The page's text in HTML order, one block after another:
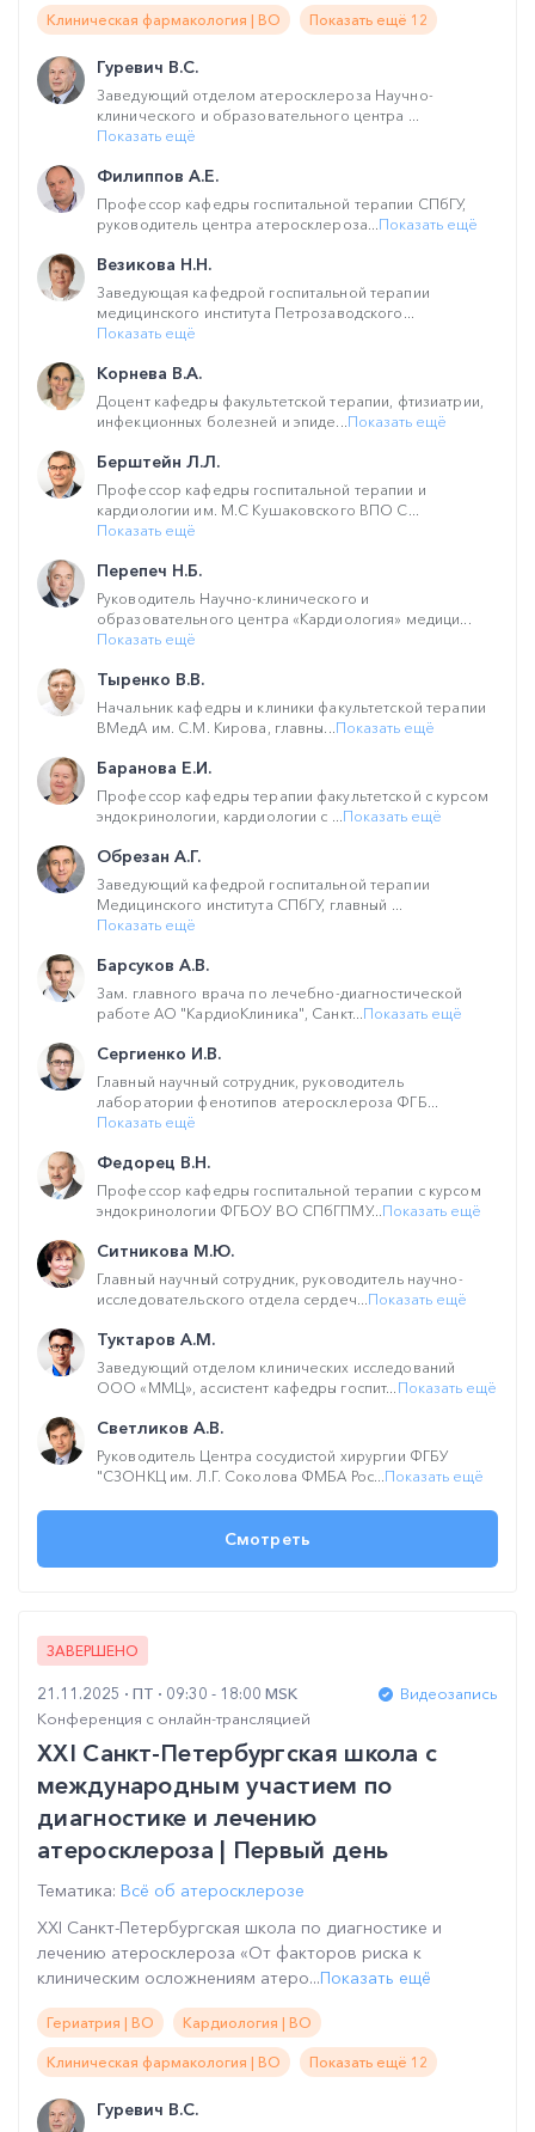
Клиническая фармакология | ВО Показать ещё 12
Гуревич В.С.
Заведующий отделом атеросклероза Научно-
клинического и образовательного центра ...
Показать ещё
Филиппов А.Е.
Профессор кафедры госпитальной терапии СПбГУ,
руководитель центра атеросклероза...Показать ещё
Везикова Н.Н.
Заведующая кафедрой госпитальной терапии
медицинского института Петрозаводского...
Показать ещё
Корнева В.А.
Доцент кафедры факультетской терапии, фтизиатрии,
инфекционных болезней и эпиде...Показать ещё
Берштейн Л.Л.
Профессор кафедры госпитальной терапии и
кардиологии им. М.С Кушаковского ВПО С...
Показать ещё
Перепеч Н.Б.
Руководитель Научно-клинического и
образовательного центра «Кардиология» медици...
Показать ещё
Тыренко В.В.
Начальник кафедры и клиники факультетской терапии
ВМедА им. С.М. Кирова, главны...Показать ещё
Баранова Е.И.
Профессор кафедры терапии факультетской с курсом
эндокринологии, кардиологии с ...Показать ещё
Обрезан А.Г.
Заведующий кафедрой госпитальной терапии
Медицинского института СПбГУ, главный ...
Показать ещё
Барсуков А.В.
Зам. главного врача по лечебно-диагностической
работе АО "КардиоКлиника", Санкт...Показать ещё
Сергиенко И.В.
Главный научный сотрудник, руководитель
лаборатории фенотипов атеросклероза ФГБ...
Показать ещё
Федорец В.Н.
Профессор кафедры госпитальной терапии с курсом
эндокринологии ФГБОУ ВО СПбГПМУ...Показать ещё
Ситникова М.Ю.
Главный научный сотрудник, руководитель научно-
исследовательского отдела сердеч...Показать ещё
Туктаров А.М.
Заведующий отделом клинических исследований
ООО «ММЦ», ассистент кафедры госпит... Показать ещё
Светликов А.В.
Руководитель Центра сосудистой хирургии ФГБУ
"СЗОНКЦ им. Л.Г. Соколова ФМБА Рос...Показать ещё
Смотреть
ЗАВЕРШЕНО
21.11.2025 ПТ 09:30 - 18:00 MSK
Видеозапись
Конференция с онлайн-трансляцией
XXI Санкт-Петербургская школа с
международным участием по
диагностике и лечению
атеросклероза | Первый день
Тематика: Всё об атеросклерозе
XXI Санкт-Петербургская школа по диагностике и
лечению атеросклероза «От факторов риска к
клиническим осложнениям атеро...Показать ещё
Гериатрия | ВО Кардиология | ВО
Клиническая фармакология | ВО Показать ещё 12
Гуревич В.С.